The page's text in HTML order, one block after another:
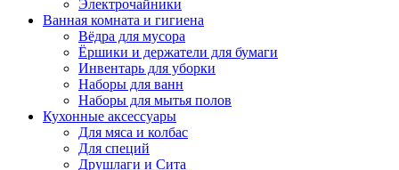
Электрочайники
Ванная комната и гигиена
Вёдра для мусора
Ёршики и держатели для бумаги
Инвентарь для уборки
Наборы для ванн
Наборы для мытья полов
Кухонные аксессуары
Для мяса и колбас
Для специй
Друшлаги и Сита